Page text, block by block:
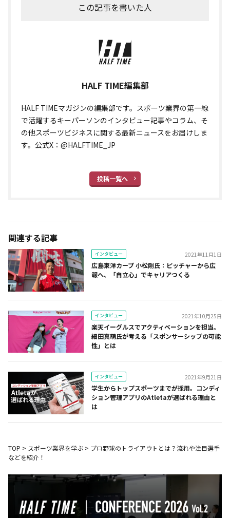
この記事を書いた人
HALF TIME編集部
HALF TIMEマガジンの編集部です。スポーツ業界の第一線
で活躍するキーパーソンのインタビュー記事やコラム、そ
の他スポーツビジネスに関する最新ニュースをお届けしま
す。公式X：@HALFTIME_JP
投稿一覧へ
関連する記事
インタビュー 2021年11月1日
広島東洋カープ 小松剛氏：ピッチャーから広
報へ、「自立心」でキャリアつくる
インタビュー 2021年10月25日
楽天イーグルスでアクティベーションを担当。
細田真萌氏が考える「スポンサーシップの可能
性」とは
インタビュー 2021年9月21日
学生からトップスポーツまでが採用。コンディ
ション管理アプリのAtletaが選ばれる理由と
は
TOP > スポーツ業界を学ぶ > プロ野球のトライアウトとは？流れや注目選手
などを紹介！